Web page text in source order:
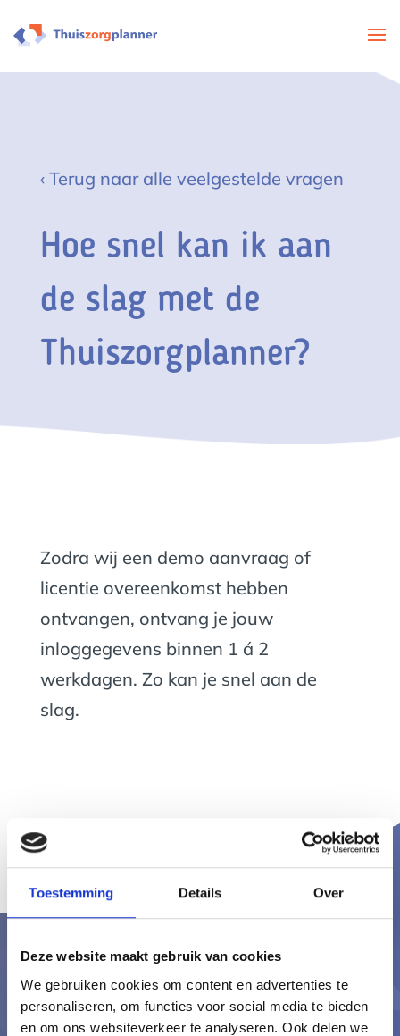
Toestemming Details Over
Deze website maakt gebruik van cookies
We gebruiken cookies om content en advertenties te
personaliseren, om functies voor social media te bieden
en om ons websiteverkeer te analyseren. Ook delen we
‹ Terug naar alle veelgestelde vragen
Hoe snel kan ik aan
de slag met de
Thuiszorgplanner?
Zodra wij een demo aanvraag of
licentie overeenkomst hebben
ontvangen, ontvang je jouw
inloggegevens binnen 1 á 2
werkdagen. Zo kan je snel aan de
slag.
De toekomst in met
jouw zorginstelling?